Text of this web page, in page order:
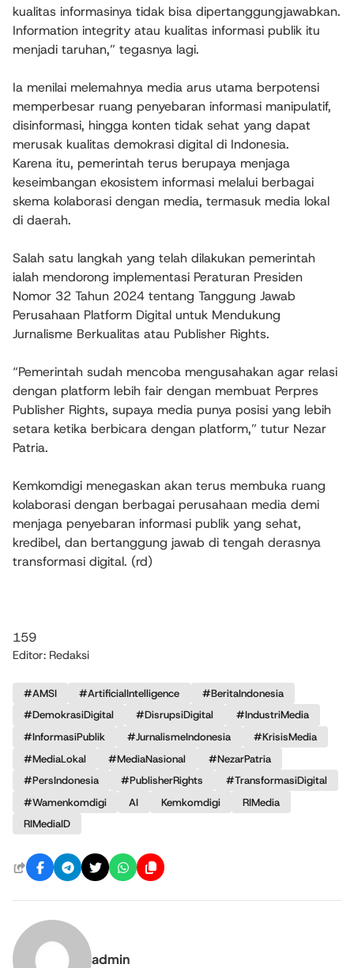
kualitas informasinya tidak bisa dipertanggungjawabkan.
Information integrity atau kualitas informasi publik itu
menjadi taruhan,” tegasnya lagi.
Ia menilai melemahnya media arus utama berpotensi
memperbesar ruang penyebaran informasi manipulatif,
disinformasi, hingga konten tidak sehat yang dapat
merusak kualitas demokrasi digital di Indonesia.
Karena itu, pemerintah terus berupaya menjaga
keseimbangan ekosistem informasi melalui berbagai
skema kolaborasi dengan media, termasuk media lokal
di daerah.
Salah satu langkah yang telah dilakukan pemerintah
ialah mendorong implementasi Peraturan Presiden
Nomor 32 Tahun 2024 tentang Tanggung Jawab
Perusahaan Platform Digital untuk Mendukung
Jurnalisme Berkualitas atau Publisher Rights.
“Pemerintah sudah mencoba mengusahakan agar relasi
dengan platform lebih fair dengan membuat Perpres
Publisher Rights, supaya media punya posisi yang lebih
setara ketika berbicara dengan platform,” tutur Nezar
Patria.
Kemkomdigi menegaskan akan terus membuka ruang
kolaborasi dengan berbagai perusahaan media demi
menjaga penyebaran informasi publik yang sehat,
kredibel, dan bertanggung jawab di tengah derasnya
transformasi digital. (rd)
159
Editor: Redaksi
#AMSI #ArtificialIntelligence
#BeritaIndonesia
#DemokrasiDigital
#DisrupsiDigital
#IndustriMedia
#InformasiPublik
#JurnalismeIndonesia
#KrisisMedia
#MediaLokal
#MediaNasional
#NezarPatria
#PersIndonesia
#PublisherRights
#TransformasiDigital
#Wamenkomdigi
AI Kemkomdigi
RIMedia
RIMediaID
admin